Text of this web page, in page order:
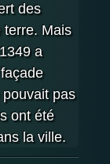
des
terre. Mais
a
pas
ont été
la ville.